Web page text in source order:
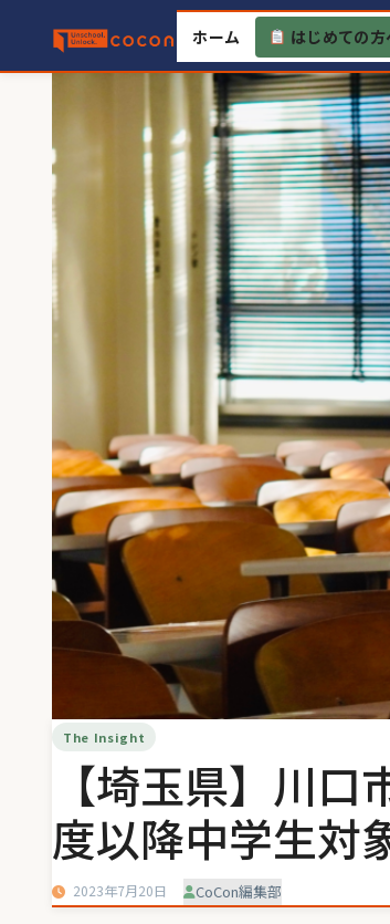
content
ホーム はじめての方
The Insight
【埼玉県】川
度以降中学生対
2023年7月20日 CoCon編集部